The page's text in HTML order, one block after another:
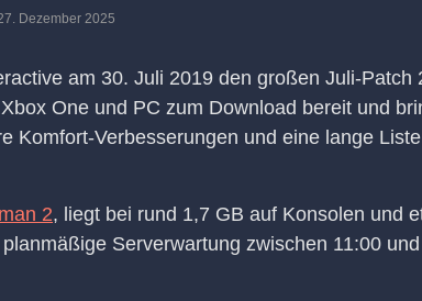
Dezember 2025
am 30. Juli 2019 den großen Juli-Patch
One und PC zum Download bereit und
Komfort-Verbesserungen und eine lange
2, liegt bei rund 1,7 GB auf Konsolen und
Serverwartung zwischen 11:00